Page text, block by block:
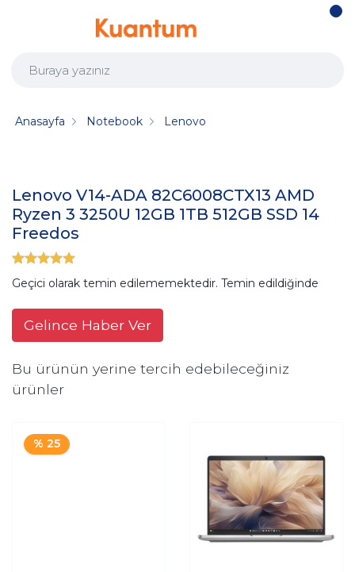
Anasayfa Notebook Lenovo
Lenovo V14-ADA 82C6008CTX13 AMD
Ryzen 3 3250U 12GB 1TB 512GB SSD 14
Freedos
Geçici olarak temin edilememektedir. Temin edildiğinde
Gelince Haber Ver
Bu ürünün yerine tercih edebileceğiniz
ürünler
% 25